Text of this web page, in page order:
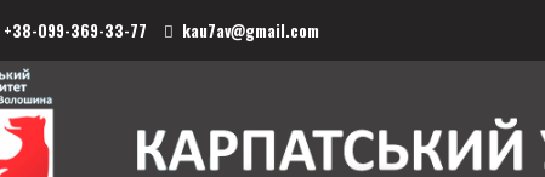
+38-099-369-33-77 kau7av@gmail.com